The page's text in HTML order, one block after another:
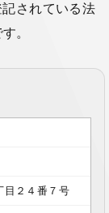
されている法
。
目２４番７号